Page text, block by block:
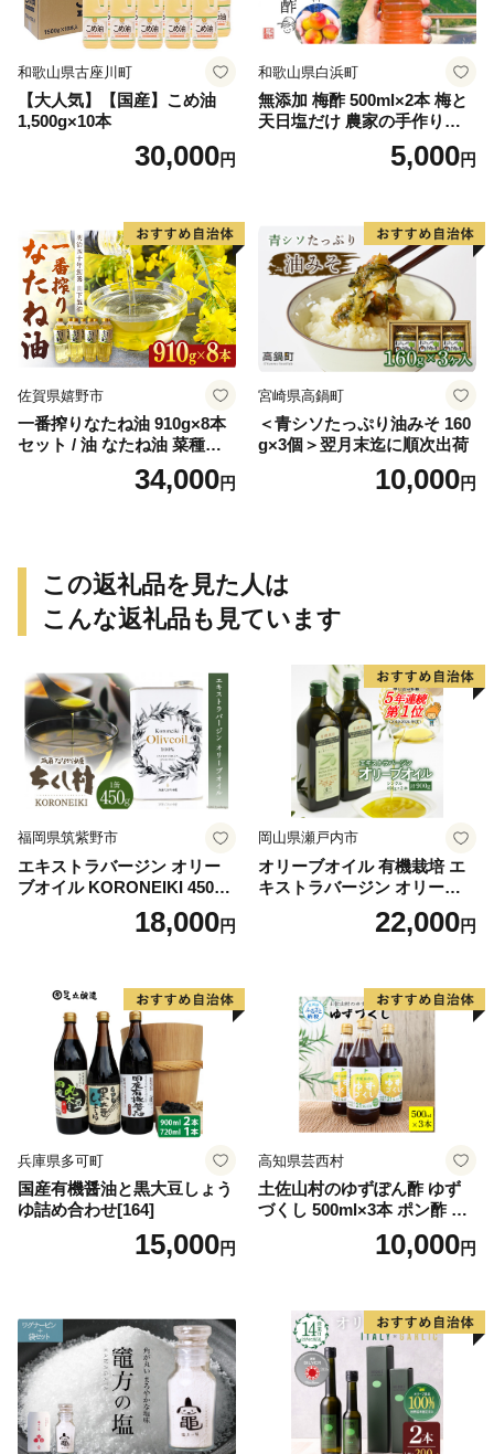
和歌山県古座川町
【大人気】【国産】こめ油
1,500g×10本
30,000円
和歌山県白浜町
無添加 梅酢 500ml×2本 梅と
天日塩だけ 農家の手作り完
5,000円
佐賀県嬉野市
一番搾りなたね油 910g×8本
セット / 油 なたね油 菜種油
ナタネ【山下製油】 [NBE00
34,000円
宮崎県高鍋町
＜青シソたっぷり油みそ 160
g×3個＞翌月末迄に順次出荷
10,000円
この返礼品を見た人は
こんな返礼品も見ています
福岡県筑紫野市
エキストラバージン オリー
ブオイル KORONEIKI 450g
[筑前たなか油屋 福岡県 筑紫
野市 21760403] 油 食用油 オ
18,000円
岡山県瀬戸内市
オリーブオイル 有機栽培 エ
キストラバージン オリーブ
オイル シングル 2本 セット
オーガニック 調味料 油 オリ
22,000円
兵庫県多可町
国産有機醤油と黒大豆しょう
ゆ詰め合わせ[164]
15,000円
高知県芸西村
土佐山村のゆずぽん酢 ゆず
づくし 500ml×3本 ポン酢 ポ
ンズ ゆず 柚子 調味料 さっぱ
り 美味しい おいしい 鍋 しゃ
10,000円